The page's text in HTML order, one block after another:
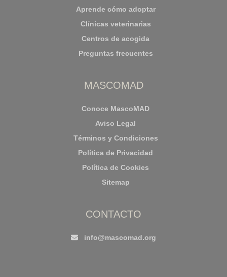
Aprende cómo adoptar
Clínicas veterinarias
Centros de acogida
Preguntas frecuentes
MASCOMAD
Conoce MascoMAD
Aviso Legal
Términos y Condiciones
Política de Privacidad
Política de Cookies
Sitemap
CONTACTO
info@mascomad.org